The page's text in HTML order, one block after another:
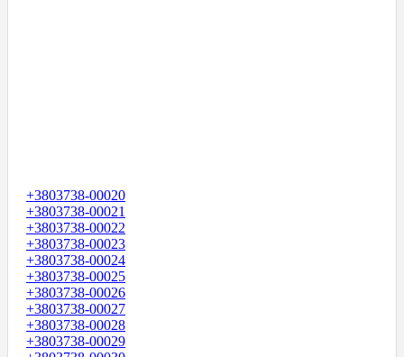
+3803738-00020
+3803738-00021
+3803738-00022
+3803738-00023
+3803738-00024
+3803738-00025
+3803738-00026
+3803738-00027
+3803738-00028
+3803738-00029